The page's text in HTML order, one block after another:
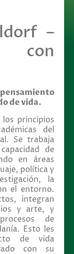
–
con
de vida.
principios
del
Se trabaja
de
en áreas
política y
la
el entorno.
integran
y arte, y
de
Esto les
de vida
con su